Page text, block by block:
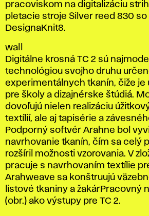
pracoviskom na digitalizáciu
pletacie stroje Silver reed 830
DesignaKnit8.
wall
Digitálne krosná TC 2 sú
technológiou svojho druhu
experimentálnych tkanín, čiže je
pre školy a dizajnérske štúdiá.
dovoľujú nielen realizáciu
textílií, ale aj tapisérie a
Podporný softvér Arahne bol
navrhovanie tkanín, čím sa celý
rozšíril možnosti vzorovania. V
pracuje s navrhovaním textílie
Arahweave sa konštruujú
listové tkaniny a žakárPracovný
(obr.) ako výstupy pre TC 2.